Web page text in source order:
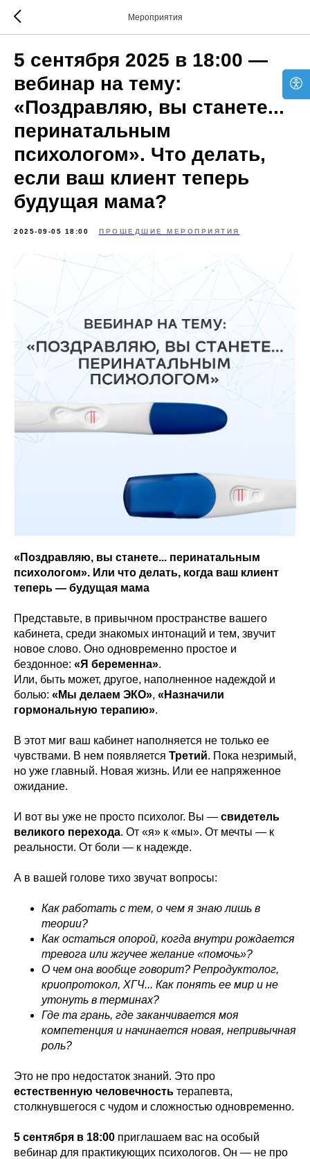
Мероприятия
5 сентября 2025 в 18:00 —
вебинар на тему:
«Поздравляю, вы станете...
перинатальным
психологом». Что делать,
если ваш клиент теперь
будущая мама?
2025-09-05 18:00 ПРОШЕДШИЕ МЕРОПРИЯТИЯ
«Поздравляю, вы станете... перинатальным
психологом». Или что делать, когда ваш клиент
теперь — будущая мама
Представьте, в привычном пространстве вашего
кабинета, среди знакомых интонаций и тем, звучит
новое слово. Оно одновременно простое и
бездонное: «Я беременна».
Или, быть может, другое, наполненное надеждой и
болью: «Мы делаем ЭКО», «Назначили
гормональную терапию».
В этот миг ваш кабинет наполняется не только ее
чувствами. В нем появляется Третий. Пока незримый,
но уже главный. Новая жизнь. Или ее напряженное
ожидание.
И вот вы уже не просто психолог. Вы — свидетель
великого перехода. От «я» к «мы». От мечты — к
реальности. От боли — к надежде.
А в вашей голове тихо звучат вопросы:
Как работать с тем, о чем я знаю лишь в
теории?
Как остаться опорой, когда внутри рождается
тревога или жгучее желание «помочь»?
О чем она вообще говорит? Репродуктолог,
криопротокол, ХГЧ... Как понять ее мир и не
утонуть в терминах?
Где та грань, где заканчивается моя
компетенция и начинается новая, непривычная
роль?
Это не про недостаток знаний. Это про
естественную человечность терапевта,
столкнувшегося с чудом и сложностью одновременно.
5 сентября в 18:00 приглашаем вас на особый
вебинар для практикующих психологов. Он — не про